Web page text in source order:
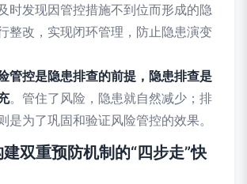
时发现因管控措施不到位而形成的隐
整改，实现闭环管理，防止隐患演变
管控是隐患排查的前提，隐患排查是
。管住了风险，隐患就自然减少；排
是为了巩固和验证风险管控的效果。
双重预防机制的“四步走”快